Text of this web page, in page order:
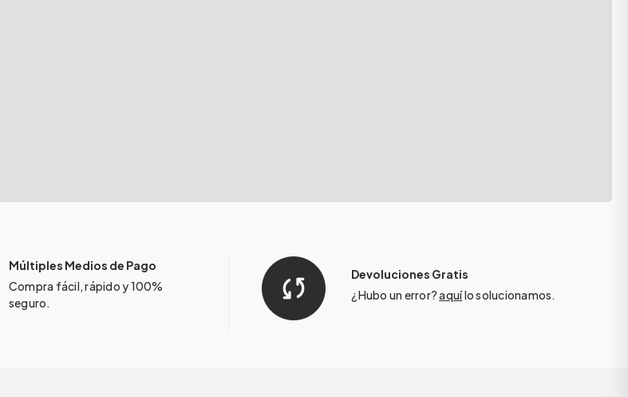
Múltiples Medios de Pago
Compra fácil, rápido y 100%
seguro.
Devoluciones Gratis
¿Hubo un error?aquílo solucionamos.